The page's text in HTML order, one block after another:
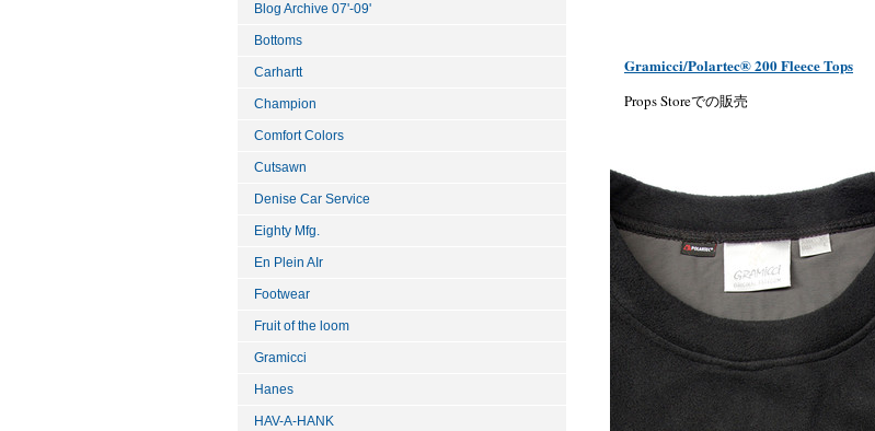
Blog Archive 07'-09'
Bottoms
Carhartt
Champion
Comfort Colors
Cutsawn
Denise Car Service
Eighty Mfg.
En Plein AIr
Footwear
Fruit of the loom
Gramicci
Hanes
HAV-A-HANK
Gramicci/Polartec® 200 Fleece Tops
Props Storeでの販売